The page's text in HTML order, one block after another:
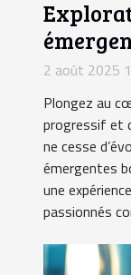
2 août 2025
Plongez au
progressif et
ne cesse
émergentes
une
passionnés